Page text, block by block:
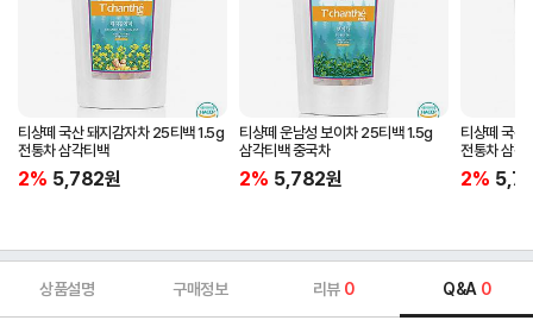
티샹떼 국산 돼지감자차 25티백 1.5g
전통차 삼각티백
2% 5,782원
티샹떼 운남성 보이차 25티백 1.5g
삼각티백 중국차
2% 5,782원
티샹떼 국산
전통차 삼각
2%
상품설명 구매정보 리뷰 0 Q&A 0